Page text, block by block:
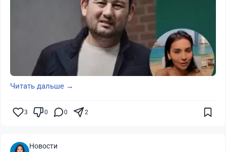
Читать дальше →
3 0 0 2
Новости